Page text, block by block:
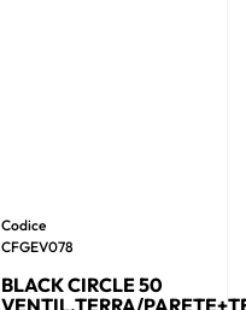
Codice
CFGEV078
BLACK CIRCLE 50
VENTIL.TERRA/